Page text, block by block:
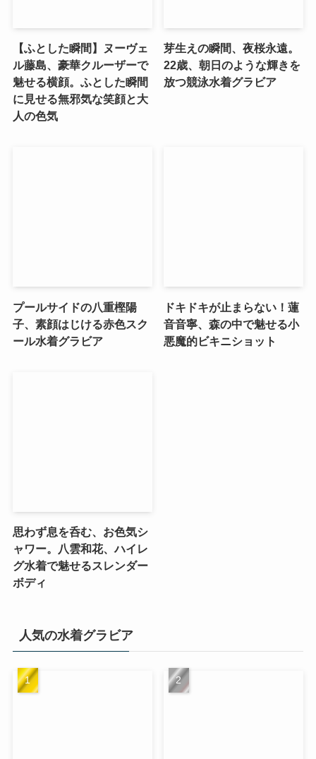
【ふとした瞬間】ヌーヴェ
ル藤島、豪華クルーザーで
魅せる横顔。ふとした瞬間
に見せる無邪気な笑顔と大
人の色気
芽生えの瞬間、夜桜永遠。
22歳、朝日のような輝きを
放つ競泳水着グラビア
プールサイドの八重樫陽
子、素顔はじける赤色スク
ール水着グラビア
ドキドキが止まらない！蓮
音音寧、森の中で魅せる小
悪魔的ビキニショット
思わず息を呑む、お色気シ
ャワー。八雲和花、ハイレ
グ水着で魅せるスレンダー
ボディ
人気の水着グラビア